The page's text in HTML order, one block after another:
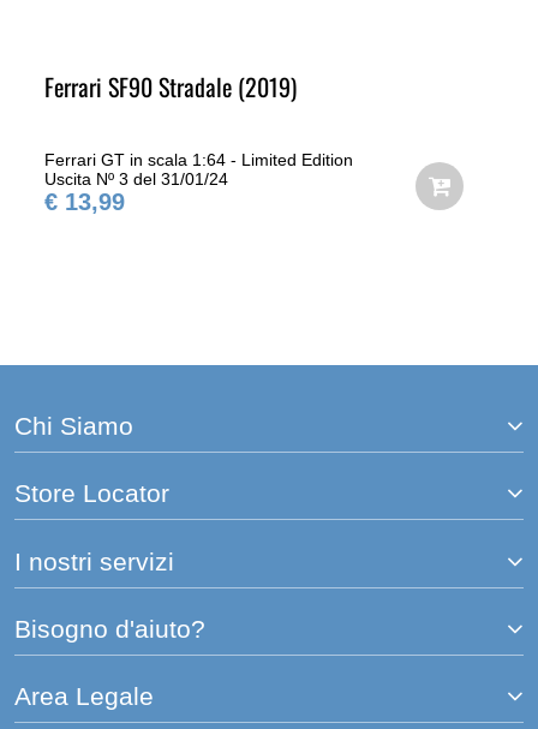
Ferrari SF90 Stradale (2019)
Ferrari GT in scala 1:64 - Limited Edition
Uscita Nº 3 del 31/01/24
€ 13,99
Chi Siamo
Store Locator
I nostri servizi
Bisogno d'aiuto?
Area Legale